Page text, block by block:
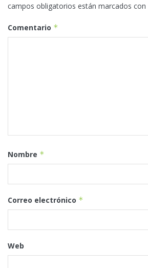
campos obligatorios están marcados con
Comentario *
Nombre *
Correo electrónico *
Web